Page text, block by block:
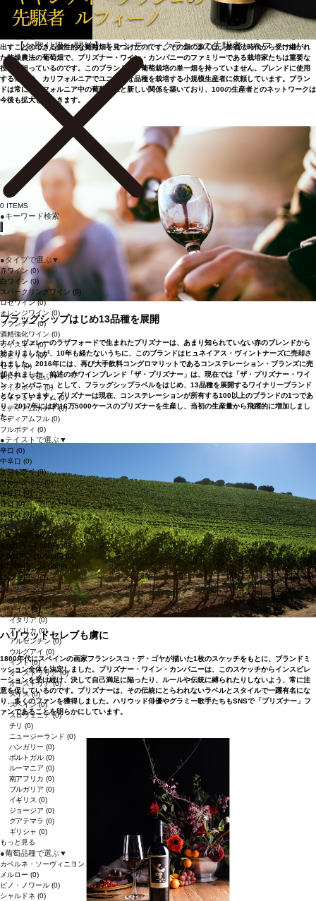
デイヴ・フィニーは、禁酒法時代に盛んだったガレージ・ワインのブレンドに触発され、1990年代
後半にザ・プリズナーの最初のヴィンテージを造りました。その後、ワインメーカーのジェン・ベ
ロスとともに、このブランドの特徴である美しく、豊かで、熟した果実味と芳醇な口当たりを生み
出すことのできる個性的な葡萄畑を見つけたのです。その畑の多くは、禁酒法時代から受け継がれ
た乾燥農法の葡萄畑で、プリズナー・ワイン・カンパニーのファミリーである栽培家たちは重要な
役割を担っているのです。このブランドは、葡萄栽培の単一畑を持っていません。ブレンドに使用
する葡萄は、カリフォルニアでユニークな品種を栽培する小規模生産者に依頼しています。ブラン
ドは常にカリフォルニア中の葡萄農家と新しい関係を築いており、100の生産者とのネットワークは
今後も拡大していきます。
フラッグシップはじめ13品種を展開
ナパ・ヴァレーのラザフォードで生まれたプリズナーは、あまり知られていない赤のブレンドから
始まりましたが、10年も経たないうちに、このブランドはヒュネイアス・ヴィントナーズに売却さ
れました。2016年には、再び大手飲料コングロマリットであるコンステレーション・ブランズに売
却されました。前述の赤ワインブレンド「ザ・プリズナー」は、現在では「ザ・プリズナー・ワイ
ン・カンパニー」として、フラッグシップラベルをはじめ、13品種を展開するワイナリーブランド
となっています。プリズナーは現在、コンステレーションが所有する100以上のブランドの1つであ
り、2017年には約16万5000ケースのプリズナーを生産し、当初の生産量から飛躍的に増加しまし
た。
ハリウッドセレブも虜に
1800年代にスペインの画家フランシスコ・デ・ゴヤが描いた1枚のスケッチをもとに、ブランドミ
ッション全体を決定しました。プリズナー・ワイン・カンパニーは、このスケッチからインスピレ
ーションを受け続け、決して自己満足に陥ったり、ルールや伝統に縛られたりしないよう、常に注
意を促しているのです。プリズナーは、その伝統にとらわれないラベルとスタイルで一躍有名にな
り、多くのファンを獲得しました。ハリウッド俳優やグラミー歌手たちもSNSで「プリズナー」フ
ァンであることを明らかにしています。
【お取り扱い開始】キャンティ・クラシコの先駆者、ルフィーノ
0 ITEMS
●キーワード検索
●タイプで選ぶ▼
赤ワイン (0)
白ワイン (0)
スパークリングワイン (0)
ロゼワイン(0)
オレンジワイン (0)
ブランデー(0)
酒精強化ワイン (0)
ウイスキー(0)
スピリッツ(0)
セット(0)
●ボディで選ぶ▼
ライトボディ(0)
ライトミディアム(0)
ミディアムボディ(0)
ミディアムフル (0)
フルボディ (0)
●テイストで選ぶ▼
辛口 (0)
中辛口 (0)
オフドライ(0)
フルーティー(0)
中甘口(0)
甘口(0)
極甘口(0)
●価格で選ぶ▼
～4,000円(0)
4,001円～7,000円(0)
7,001円～10,000円(0)
10,001円～20,000円(0)
20,001円～(0)
● 生産地で選ぶ▼
フランス (0)
ドイツ(0)
イタリア(0)
アメリカ(0)
アルゼンチン(0)
ウルグアイ(0)
インド(0)
オーストラリア(0)
オーストリア(0)
スイス(0)
スペイン(0)
スロヴェニア(0)
チリ(0)
ニュージーランド(0)
ハンガリー(0)
ポルトガル(0)
ルーマニア(0)
南アフリカ(0)
ブルガリア(0)
イギリス(0)
ジョージア(0)
グアテマラ(0)
ギリシャ(0)
もっと見る
●葡萄品種で選ぶ▼
カベルネ・ソーヴィニヨン
メルロー (0)
ピノ・ノワール (0)
シャルドネ (0)